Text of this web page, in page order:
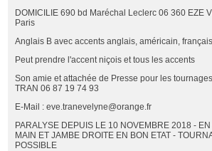
DOMICILIE 690 bd Maréchal Leclerc 06 360 EZE
Paris
Anglais B avec accents anglais, américain,
Peut prendre l'accent niçois et tous les accents
Son amie et attachée de Presse pour les
TRAN 06 87 19 74 93
E-Mail : eve.tranevelyne@orange.fr
PARALYSE DEPUIS LE 10 NOVEMBRE 2018 -
MAIN ET JAMBE DROITE EN BON ETAT -
POSSIBLE